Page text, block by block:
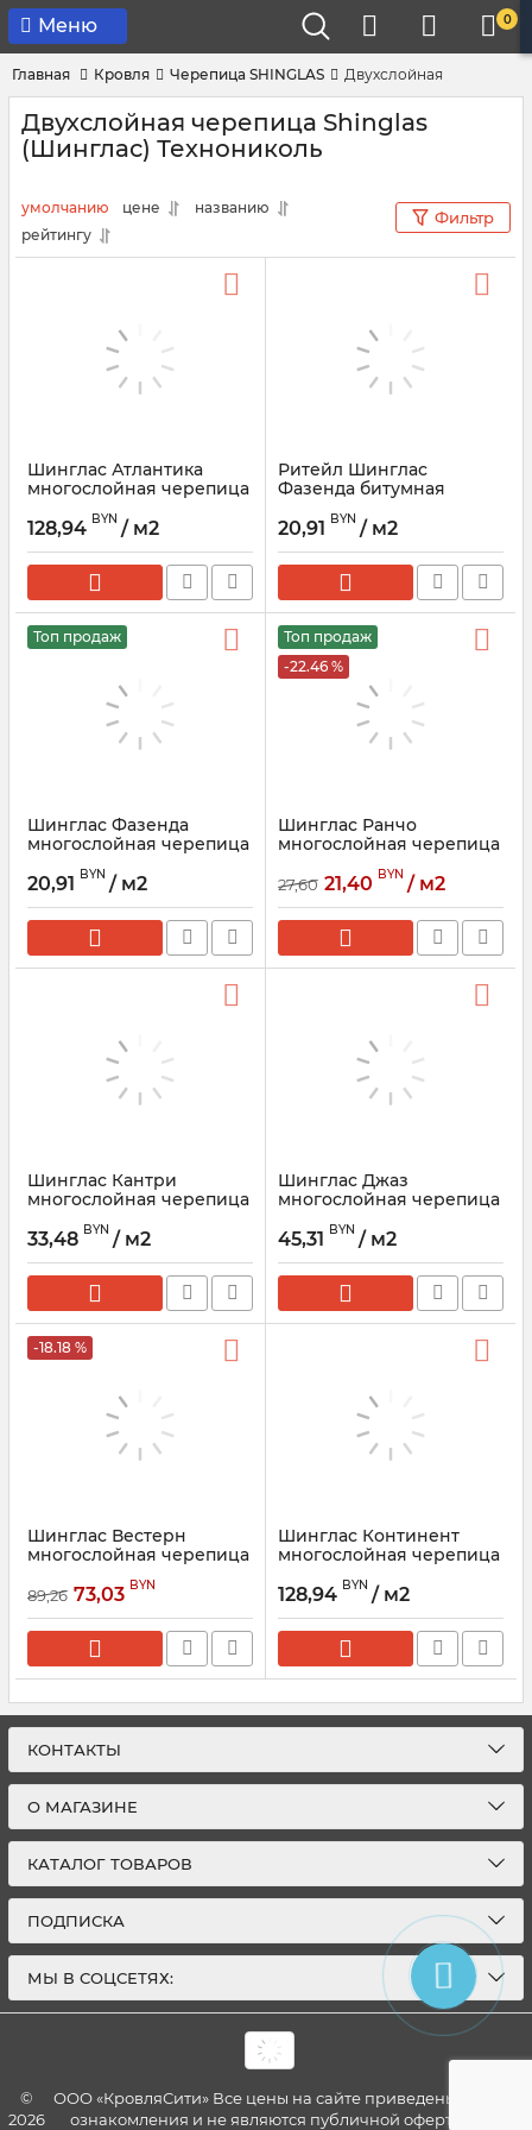
Меню 0
Главная Кровля Черепица SHINGLAS Двухслойная
Двухслойная черепица Shinglas
(Шинглас) Технониколь
умолчанию цене
названию
рейтингу
Фильтр
Шинглас Атлантика
многослойная черепица
128,94 BYN / м2
Ритейл Шинглас
Фазенда битумная
20,91 BYN / м2
Топ продаж
Шинглас Фазенда
многослойная черепица
20,91 BYN / м2
Топ продаж
-22.46 %
Шинглас Ранчо
многослойная черепица
27,60 21,40 BYN / м2
Шинглас Кантри
многослойная черепица
33,48 BYN / м2
Шинглас Джаз
многослойная черепица
45,31 BYN / м2
-18.18 %
Шинглас Вестерн
многослойная черепица
89,26 73,03 BYN
Шинглас Континент
многослойная черепица
128,94 BYN / м2
КОНТАКТЫ
О МАГАЗИНЕ
КАТАЛОГ ТОВАРОВ
ПОДПИСКА
МЫ В СОЦСЕТЯХ:
©
2026
ООО «КровляСити» Все цены на сайте приведены для
ознакомления и не являются публичной офертой